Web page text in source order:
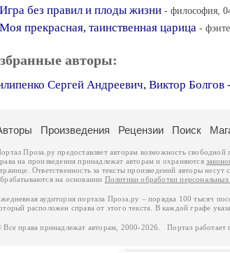
Игра без правил и плоды жизни - философия,
Моя прекрасная, таинственная царица -
авторы:
Сергей Андреевич, Виктор Болгов
Произведения Рецензии Поиск
Проза.ру предоставляет авторам возможность
на произведения принадлежат авторам и охраняются
Ответственность за тексты произведений авторы
на основании Политики обработки
аудитория портала Проза.ру – порядка 100 тысяч
расположен справа от этого текста. В каждой графе
Все права принадлежат авторам, 2000-2026. Портал работает